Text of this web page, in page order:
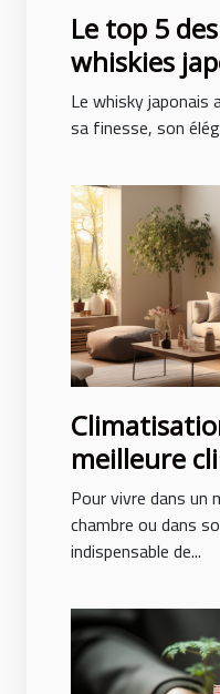
Le top 5
whiskies
Le whisky japonais
sa finesse, son
meilleure
un confort
Pour vivre dans un
chambre ou dans
indispensable de...